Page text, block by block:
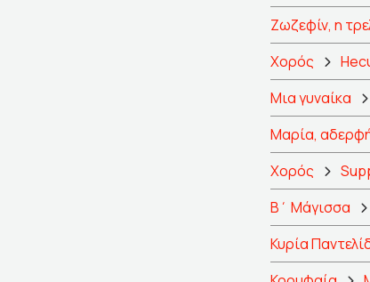
Ζωζεφίν, η
Χορός
Μια γυναίκα
Μαρία,
Χορός
Β΄ Μάγισσα
Κυρία